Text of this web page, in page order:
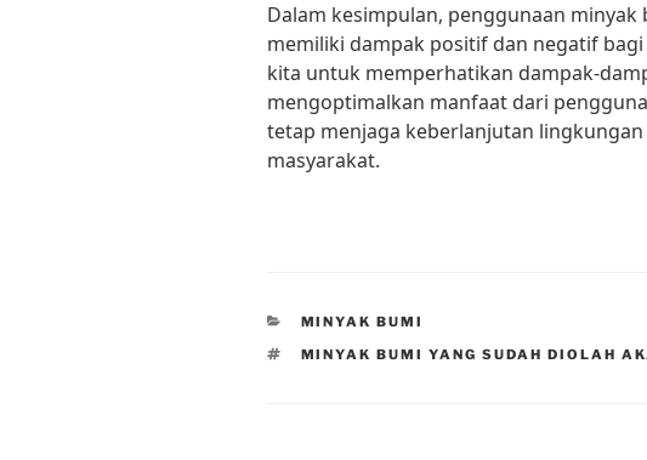
Dalam kesimpulan, penggunaan minyak
memiliki dampak positif dan negatif
kita untuk memperhatikan dampak-
mengoptimalkan manfaat dari
tetap menjaga keberlanjutan
masyarakat.
CATEGORIES
MINYAK BUMI
TAGS
MINYAK BUMI YANG SUDAH DIOLAH